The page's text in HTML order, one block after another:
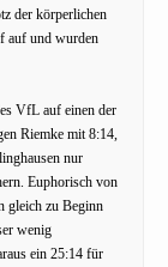
der körperlichen
auf und wurden
VfL auf einen der
Riemke mit 8:14,
nur
Euphorisch von
gleich zu Beginn
wenig
ein 25:14 für